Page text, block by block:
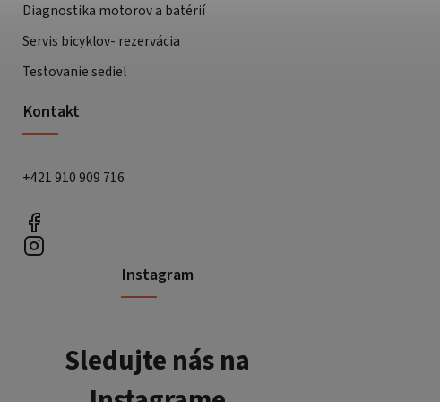
Diagnostika motorov a batérií
Servis bicyklov- rezervácia
Testovanie sediel
Kontakt
+421 910 909 716
Instagram
Sledujte nás na